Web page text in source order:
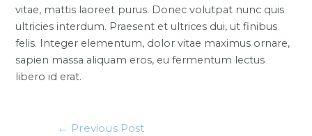
vitae, mattis laoreet purus. Donec volutpat nunc quis
ultricies interdum. Praesent et ultrices dui, ut finibus
felis. Integer elementum, dolor vitae maximus ornare,
sapien massa aliquam eros, eu fermentum lectus
libero id erat.
← Previous Post